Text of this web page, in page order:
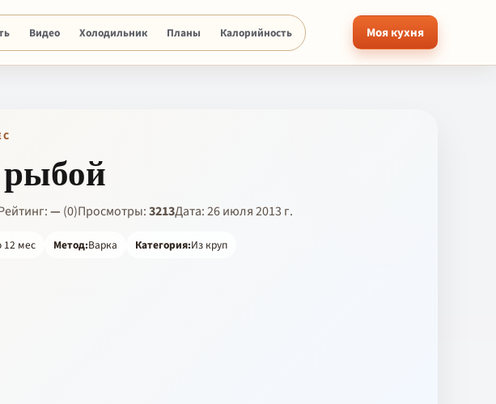
Видео Холодильник Планы Калорийность Моя кухня
рыбой
— (0)Просмотры:3213Дата: 26 июля 2013 г.
12 мес Метод:Варка Категория:Из круп